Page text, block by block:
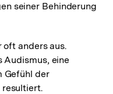
seiner Behinderung
oft anders aus.
Audismus, eine
Gefühl der
resultiert.